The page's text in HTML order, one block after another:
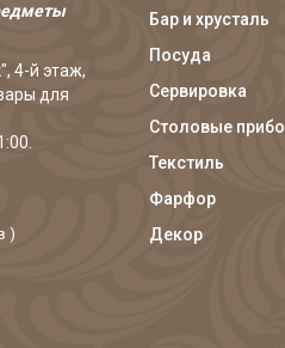
4-й этаж,
для
)
Бар и хрусталь
Посуда
Сервировка
Столовые
Текстиль
Фарфор
Декор